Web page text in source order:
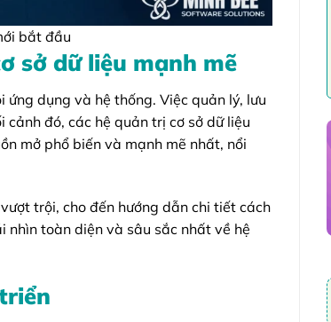
bắt đầu
sở dữ liệu mạnh mẽ
dụng và hệ thống. Việc quản lý, lưu
đó, các hệ quản trị cơ sở dữ liệu
mở phổ biến và mạnh mẽ nhất, nổi
trội, cho đến hướng dẫn chi tiết cách
toàn diện và sâu sắc nhất về hệ